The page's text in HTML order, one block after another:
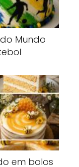
Mundo
em bolos